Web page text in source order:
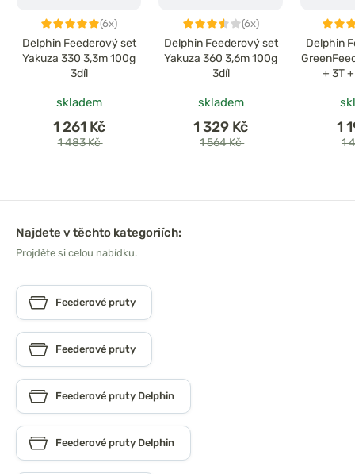
(6x)
Delphin Feederový set
Yakuza 330 3,3m 100g
3díl
skladem
1 261 Kč
1 483 Kč
(6x)
Delphin Feederový set
Yakuza 360 3,6m 100g
3díl
skladem
1 329 Kč
1 564 Kč
Delphin
+ 3T
1
1
Najdete v těchto kategoriích:
Projděte si celou nabídku.
Feederové pruty
Feederové pruty
Feederové pruty Delphin
Feederové pruty Delphin